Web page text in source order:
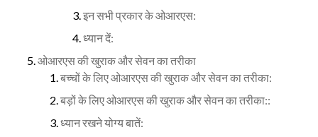
इन सभी प्रकार के ओआरएस:
ध्यान दें:
ओआरएस की खुराक और सेवन का तरीका
बच्चों के लिए ओआरएस की खुराक और सेवन का तरीका:
बड़ों के लिए ओआरएस की खुराक और सेवन का तरीका::
ध्यान रखने योग्य बातें: